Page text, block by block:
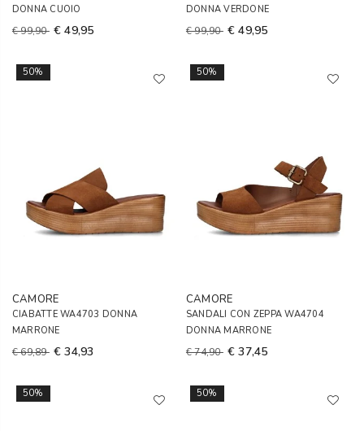
DONNA CUOIO
€ 99,90 € 49,95
DONNA VERDONE
€ 99,90 € 49,95
50%
CAMORE
CIABATTE WA4703 DONNA
MARRONE
€ 69,89 € 34,93
50%
CAMORE
SANDALI CON ZEPPA WA4704
DONNA MARRONE
€ 74,90 € 37,45
50% 50%